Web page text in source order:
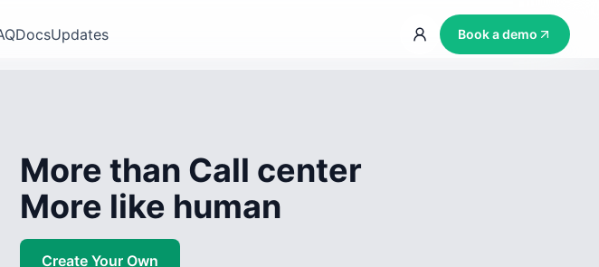
DocsUpdates Book a demo
More than Call center
More like human
Create Your Own